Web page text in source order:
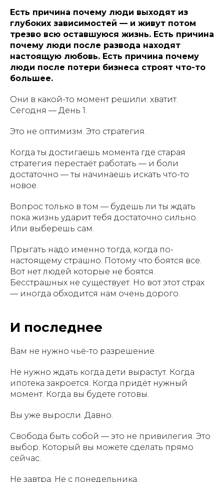
Есть причина почему люди выходят из
глубоких зависимостей — и живут потом
трезво всю оставшуюся жизнь. Есть причина
почему люди после развода находят
настоящую любовь. Есть причина почему
люди после потери бизнеса строят что-то
большее.
Они в какой-то момент решили: хватит.
Сегодня — День 1.
Это не оптимизм. Это стратегия.
Когда ты достигаешь момента где старая
стратегия перестаёт работать — и боли
достаточно — ты начинаешь искать что-то
новое.
Вопрос только в том — будешь ли ты ждать
пока жизнь ударит тебя достаточно сильно.
Или выберешь сам.
Прыгать надо именно тогда, когда по-
настоящему страшно. Потому что боятся все.
Вот нет людей которые не боятся.
Бесстрашных не существует. Но вот этот страх
— иногда обходится нам очень дорого.
И последнее
Вам не нужно чьё-то разрешение.
Не нужно ждать когда дети вырастут. Когда
ипотека закроется. Когда придёт нужный
момент. Когда вы будете готовы.
Вы уже выросли. Давно.
Свобода быть собой — это не привилегия. Это
выбор. Который вы можете сделать прямо
сейчас.
Не завтра. Не с понедельника.